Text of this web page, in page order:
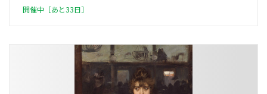
開催中［あと33日］